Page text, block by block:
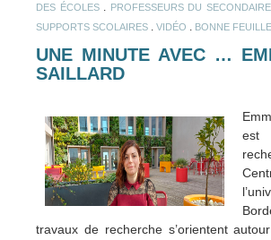
DES ÉCOLES. PROFESSEURS DU SECONDAIRE
SUPPORTS SCOLAIRES
VIDÉO BONNE FEUILLE
UNE MINUTE AVEC …
SAILLARD
est
travaux de recherche s’orientent